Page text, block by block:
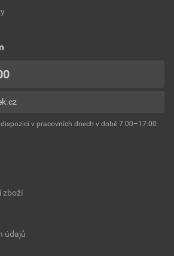
zboží
údajů
v pracovních dnech v době 7:00–17:00